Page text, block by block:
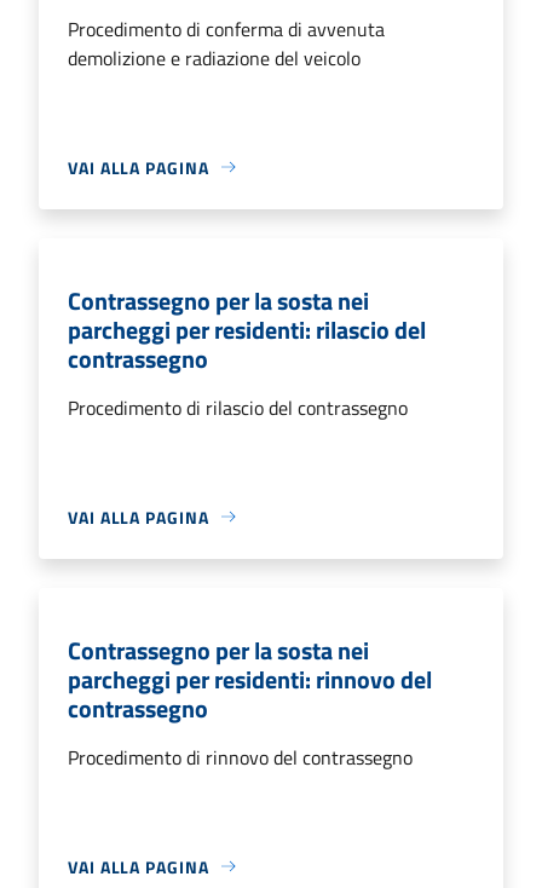
Procedimento di conferma di avvenuta
demolizione e radiazione del veicolo
VAI ALLA PAGINA
Contrassegno per la sosta nei
parcheggi per residenti: rilascio del
contrassegno
Procedimento di rilascio del contrassegno
VAI ALLA PAGINA
Contrassegno per la sosta nei
parcheggi per residenti: rinnovo del
contrassegno
Procedimento di rinnovo del contrassegno
VAI ALLA PAGINA